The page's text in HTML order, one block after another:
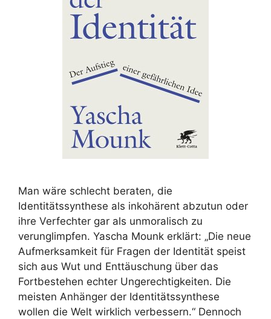
Man wäre schlecht beraten, die
Identitätssynthese als inkohärent abzutun oder
ihre Verfechter gar als unmoralisch zu
verunglimpfen. Yascha Mounk erklärt: „Die neue
Aufmerksamkeit für Fragen der Identität speist
sich aus Wut und Enttäuschung über das
Fortbestehen echter Ungerechtigkeiten. Die
meisten Anhänger der Identitätssynthese
wollen die Welt wirklich verbessern.“ Dennoch